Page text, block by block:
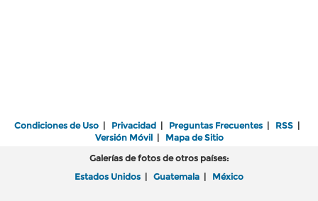
Condiciones de Uso | Privacidad | Preguntas Frecuentes | RSS |
Versión Móvil| Mapa de Sitio
Galerías de fotos de otros países:
Estados Unidos | Guatemala | México